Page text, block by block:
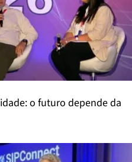
o futuro depende da